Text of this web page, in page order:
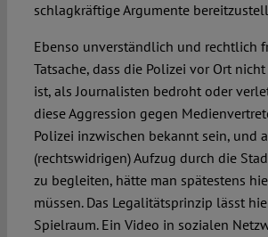
schlagkräftige Argumente
Ebenso unverständlich und rechtlich
Tatsache, dass die Polizei vor Ort
ist, als Journalisten bedroht oder
diese Aggression gegen
Polizei inzwischen bekannt sein, und
(rechtswidrigen) Aufzug durch die
zu begleiten, hätte man spätestens
müssen. Das Legalitätsprinzip lässt
Spielraum. Ein Video in sozialen